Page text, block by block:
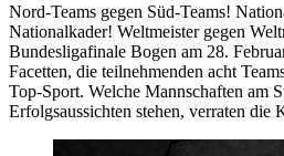
Nord-Teams gegen Süd-Teams!
Nationalkader! Weltmeister gegen
Bundesligafinale Bogen am 28.
Facetten, die teilnehmenden acht
Top-Sport. Welche Mannschaften am
Erfolgsaussichten stehen, verraten die